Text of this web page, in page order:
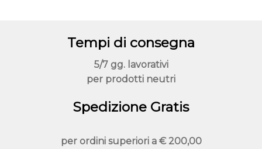
del
Tempi di consegna
5/7 gg. lavorativi
per prodotti neutri
Spedizione Gratis
per ordini superiori a € 200,00